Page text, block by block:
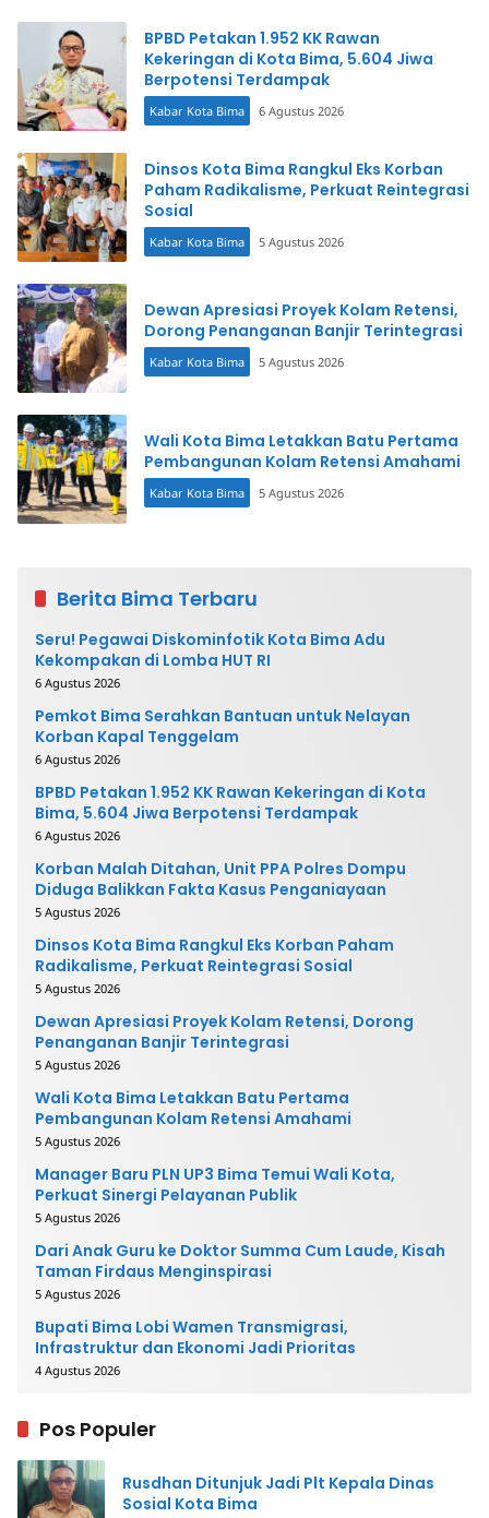
BPBD Petakan 1.952 KK Rawan
Kekeringan di Kota Bima, 5.604 Jiwa
Berpotensi Terdampak
Kabar Kota Bima 6 Agustus 2026
Dinsos Kota Bima Rangkul Eks Korban
Paham Radikalisme, Perkuat Reintegrasi
Sosial
Kabar Kota Bima 5 Agustus 2026
Dewan Apresiasi Proyek Kolam Retensi,
Dorong Penanganan Banjir Terintegrasi
Kabar Kota Bima 5 Agustus 2026
Wali Kota Bima Letakkan Batu Pertama
Pembangunan Kolam Retensi Amahami
Kabar Kota Bima 5 Agustus 2026
Berita Bima Terbaru
Seru! Pegawai Diskominfotik Kota Bima Adu
Kekompakan di Lomba HUT RI
6 Agustus 2026
Pemkot Bima Serahkan Bantuan untuk Nelayan
Korban Kapal Tenggelam
6 Agustus 2026
BPBD Petakan 1.952 KK Rawan Kekeringan di Kota
Bima, 5.604 Jiwa Berpotensi Terdampak
6 Agustus 2026
Korban Malah Ditahan, Unit PPA Polres Dompu
Diduga Balikkan Fakta Kasus Penganiayaan
5 Agustus 2026
Dinsos Kota Bima Rangkul Eks Korban Paham
Radikalisme, Perkuat Reintegrasi Sosial
5 Agustus 2026
Dewan Apresiasi Proyek Kolam Retensi, Dorong
Penanganan Banjir Terintegrasi
5 Agustus 2026
Wali Kota Bima Letakkan Batu Pertama
Pembangunan Kolam Retensi Amahami
5 Agustus 2026
Manager Baru PLN UP3 Bima Temui Wali Kota,
Perkuat Sinergi Pelayanan Publik
5 Agustus 2026
Dari Anak Guru ke Doktor Summa Cum Laude, Kisah
Taman Firdaus Menginspirasi
5 Agustus 2026
Bupati Bima Lobi Wamen Transmigrasi,
Infrastruktur dan Ekonomi Jadi Prioritas
4 Agustus 2026
Pos Populer
Rusdhan Ditunjuk Jadi Plt Kepala Dinas
Sosial Kota Bima